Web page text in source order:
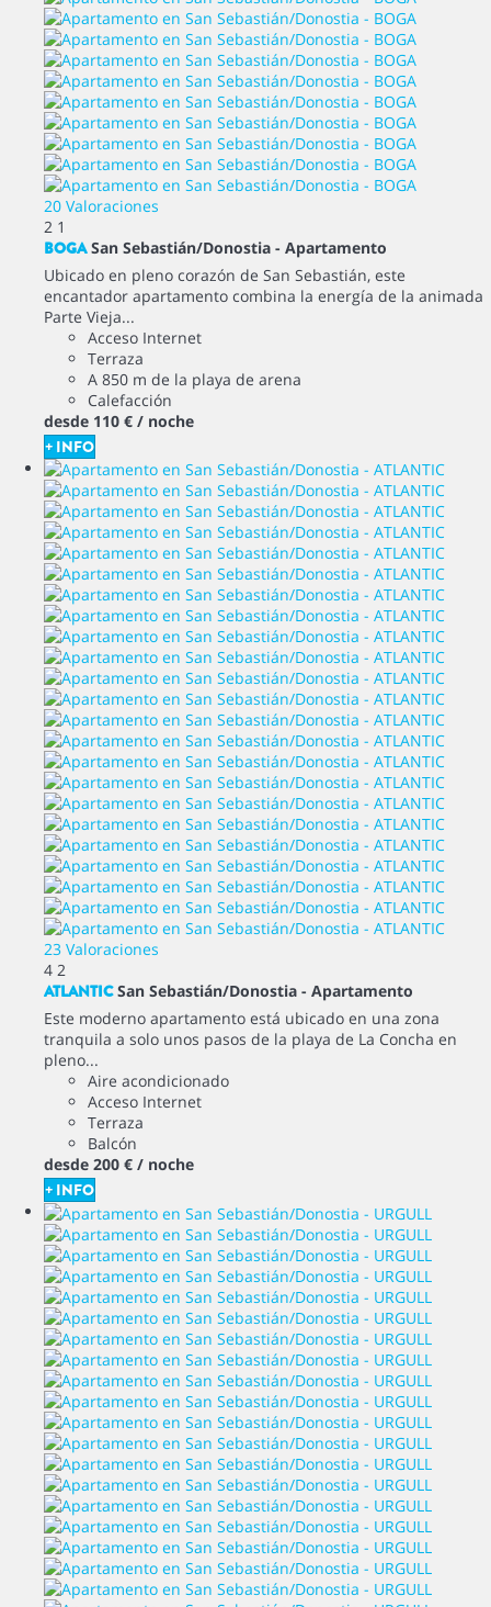
20 Valoraciones
2 1
BOGA San Sebastián/Donostia - Apartamento
Ubicado en pleno corazón de San Sebastián, este
encantador apartamento combina la energía de la animada
Parte Vieja...
Acceso Internet
Terraza
A 850 m de la playa de arena
Calefacción
desde 110 € / noche
+ INFO
23 Valoraciones
4 2
ATLANTIC San Sebastián/Donostia - Apartamento
Este moderno apartamento está ubicado en una zona
tranquila a solo unos pasos de la playa de La Concha en
pleno...
Aire acondicionado
Acceso Internet
Terraza
Balcón
desde 200 € / noche
+ INFO